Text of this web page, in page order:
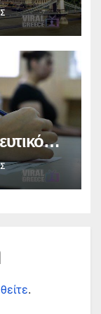
πίεσης
.